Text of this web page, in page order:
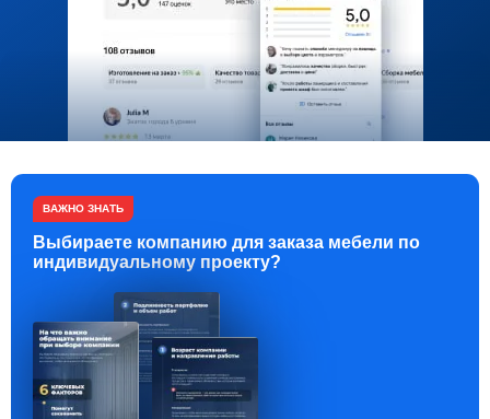
ВАЖНО ЗНАТЬ
Выбираете компанию для заказа мебели по
индивидуальному проекту?